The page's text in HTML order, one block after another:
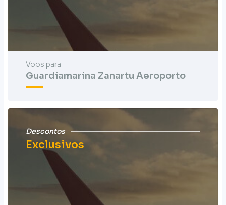
Voos para
Guardiamarina Zanartu Aeroporto
Descontos
Exclusivos